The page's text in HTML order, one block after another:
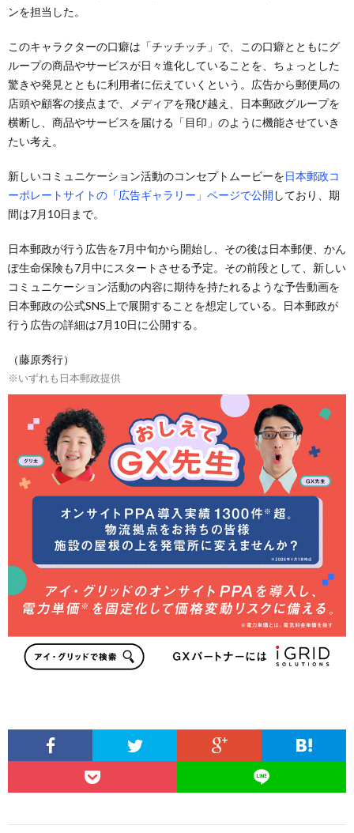
ンを担当した。
このキャラクターの口癖は「チッチッチ」で、この口癖とともにグ
ループの商品やサービスが日々進化していることを、ちょっとした
驚きや発見とともに利用者に伝えていくという。広告から郵便局の
店頭や顧客の接点まで、メディアを飛び越え、日本郵政グループを
横断し、商品やサービスを届ける「目印」のように機能させていき
たい考え。
新しいコミュニケーション活動のコンセプトムービーを日本郵政コ
ーポレートサイトの「広告ギャラリー」ページで公開 しており、期
間は7月10日まで。
日本郵政が行う広告を7月中旬から開始し、その後は日本郵便、かん
ぽ生命保険も7月中にスタートさせる予定。その前段として、新しい
コミュニケーション活動の内容に期待を持たれるような予告動画を
日本郵政の公式SNS上で展開することを想定している。日本郵政が
行う広告の詳細は7月10日に公開する。
（藤原秀行）
※いずれも日本郵政提供